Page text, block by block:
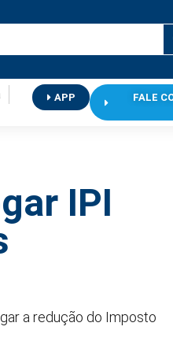
APP
FALE
IPI
a redução do Imposto